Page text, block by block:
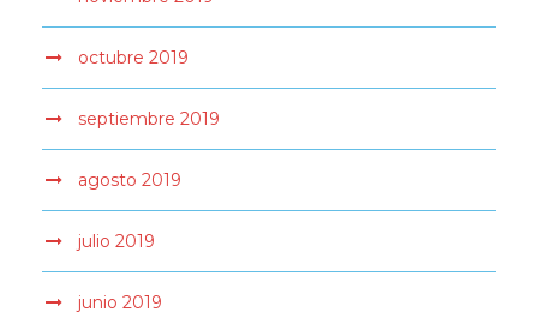
octubre 2019
septiembre 2019
agosto 2019
julio 2019
junio 2019